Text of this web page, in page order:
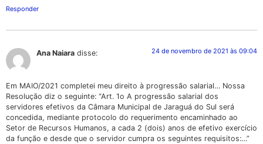
Responder
Ana Naiara disse: 24 de novembro de 2021 às 09:04
Em MAIO/2021 completei meu direito à progressão salarial… Nossa
Resolução diz o seguinte: “Art. 1o A progressão salarial dos
servidores efetivos da Câmara Municipal de Jaraguá do Sul será
concedida, mediante protocolo do requerimento encaminhado ao
Setor de Recursos Humanos, a cada 2 (dois) anos de efetivo exercício
da função e desde que o servidor cumpra os seguintes requisitos:…”